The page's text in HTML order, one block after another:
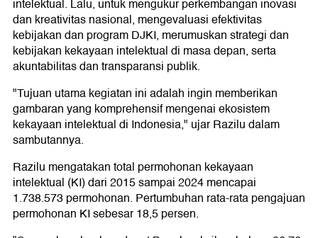
intelektual. Lalu, untuk mengukur perkembangan inovasi
dan kreativitas nasional, mengevaluasi efektivitas
kebijakan dan program DJKI, merumuskan strategi dan
kebijakan kekayaan intelektual di masa depan, serta
akuntabilitas dan transparansi publik.
"Tujuan utama kegiatan ini adalah ingin memberikan
gambaran yang komprehensif mengenai ekosistem
kekayaan intelektual di Indonesia," ujar Razilu dalam
sambutannya.
Razilu mengatakan total permohonan kekayaan
intelektual (KI) dari 2015 sampai 2024 mencapai
1.738.573 permohonan. Pertumbuhan rata-rata pengajuan
permohonan KI sebesar 18,5 persen.